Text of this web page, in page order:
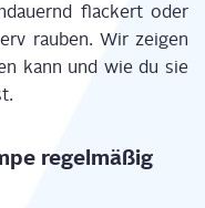
fla­ckert oder
rau­ben. Wir zei­gen
kann und wie du sie
regel­mä­ßig